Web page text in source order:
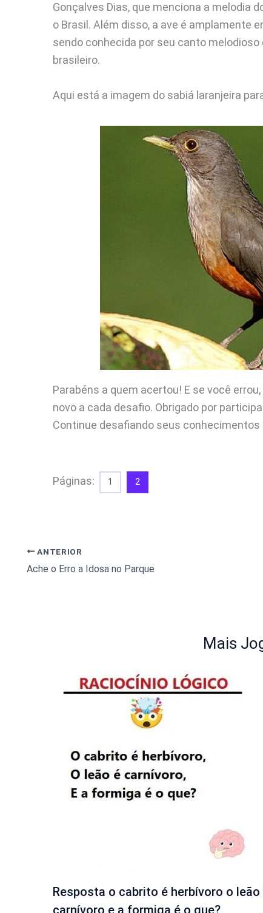
Gonçalves Dias, que menciona a melodia
o Brasil. Além disso, a ave é amplamente
sendo conhecida por seu canto
brasileiro.
Aqui está a imagem do sabiá laranjeira
Parabéns a quem acertou! E se você
novo a cada desafio. Obrigado por
Continue desafiando seus conhecimentos
Páginas: 1 2
ANTERIOR
Ache o Erro a Idosa no Parque
Mais
Resposta o cabrito é herbívoro o leão
carnívoro e a formiga é o que?